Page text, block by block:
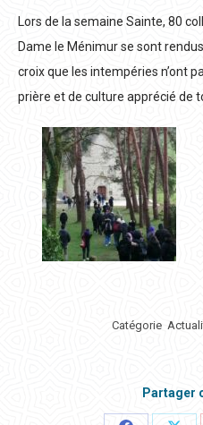
Lors de la semaine Sainte, 80
Dame le Ménimur se sont
croix que les intempéries n’ont
prière et de culture apprécié de
Catégorie
Partager